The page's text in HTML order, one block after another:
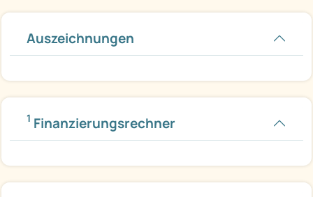
Auszeichnungen
1 Finanzierungsrechner